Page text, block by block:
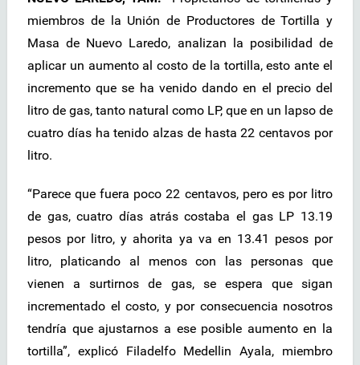
miembros de la Unión de Productores de Tortilla y
Masa de Nuevo Laredo, analizan la posibilidad de
aplicar un aumento al costo de la tortilla, esto ante el
incremento que se ha venido dando en el precio del
litro de gas, tanto natural como LP, que en un lapso de
cuatro días ha tenido alzas de hasta 22 centavos por
litro.
“Parece que fuera poco 22 centavos, pero es por litro
de gas, cuatro días atrás costaba el gas LP 13.19
pesos por litro, y ahorita ya va en 13.41 pesos por
litro, platicando al menos con las personas que
vienen a surtirnos de gas, se espera que sigan
incrementado el costo, y por consecuencia nosotros
tendría que ajustarnos a ese posible aumento en la
tortilla”, explicó Filadelfo Medellin Ayala, miembro